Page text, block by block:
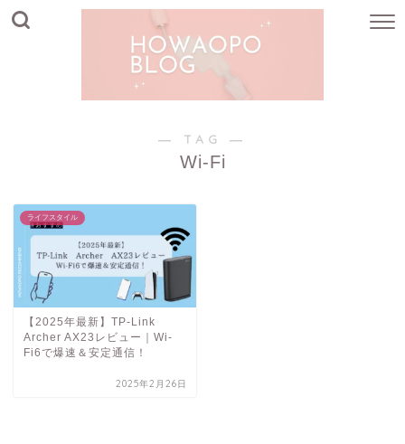
― TAG ―
Wi-Fi
ライフスタイル
【2025年最新】TP-Link
Archer AX23レビュー｜Wi-
Fi6で爆速＆安定通信！
2025年2月26日